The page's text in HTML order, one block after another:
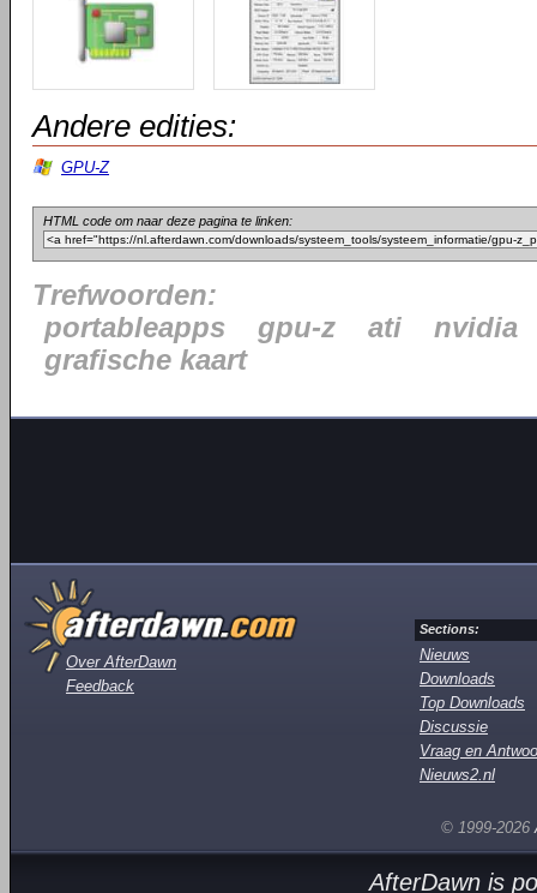
Andere edities:
GPU-Z
HTML code om naar deze pagina te linken:
Trefwoorden:
portableapps
gpu-z ati
nvidia
grafische kaart
Over AfterDawn
Feedback
Sections:
Nieuws
Downloads
Top Downloads
Discussie
Vraag en
Nieuws2.nl
© 1999-2026
AfterDawn is